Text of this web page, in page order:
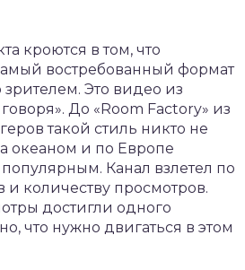
кроются в том, что
востребованный формат
Это видео из
До «Room Factory» из
такой стиль никто не
океаном и по Европе
Канал взлетел по
количеству просмотров.
достигли одного
что нужно двигаться в этом